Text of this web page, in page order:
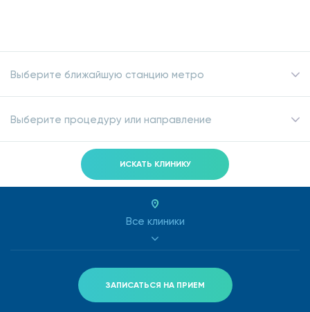
Выберите ближайшую станцию метро
Выберите процедуру или направление
ИСКАТЬ КЛИНИКУ
Все клиники
ЗАПИСАТЬСЯ НА ПРИЕМ